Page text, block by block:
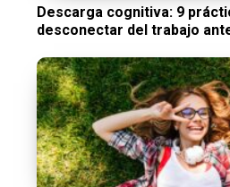
Descarga cognitiva: 9
desconectar del trabajo